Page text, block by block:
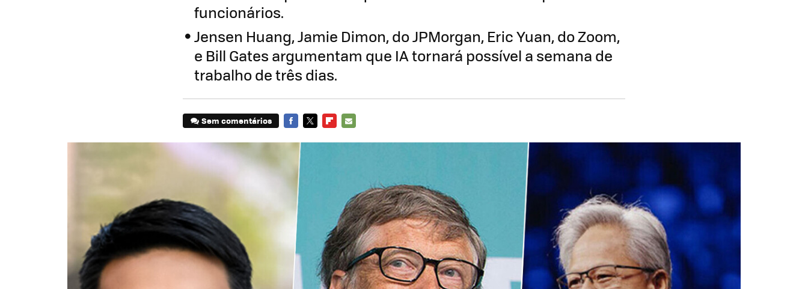
funcionários.
Jensen Huang, Jamie Dimon, do JPMorgan, Eric Yuan, do Zoom,
e Bill Gates argumentam que IA tornará possível a semana de
trabalho de três dias.
Sem comentários